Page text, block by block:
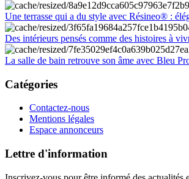
Une terrasse qui a du style avec Résineo® :
Des intérieurs pensés comme des histoires à
La salle de bain retrouve son âme avec Bleu
Catégories
Contactez-nous
Mentions légales
Espace annonceurs
Lettre d'information